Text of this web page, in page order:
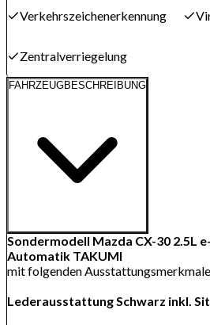
Verkehrszeichenerkennung
Zentralverriegelung
FAHRZEUGBESCHREIBUNG
Sondermodell Mazda CX-30 2.5L
Automatik TAKUMI
mit folgenden
Lederausstattung Schwarz inkl.